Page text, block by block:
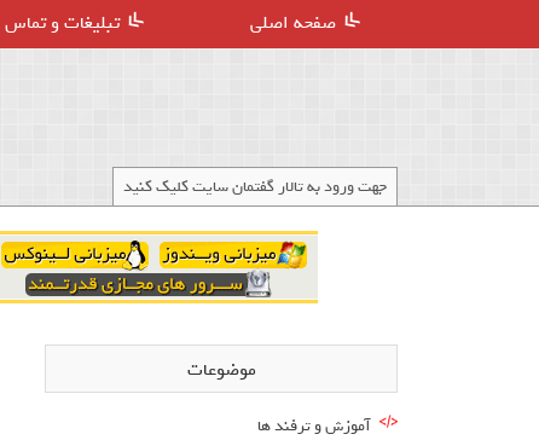
صفحه اصلی تبلیغات و تماس
جهت ورود به تالار گفتمان سایت کلیک کنید
موضوعات
آموزش و ترفند ها